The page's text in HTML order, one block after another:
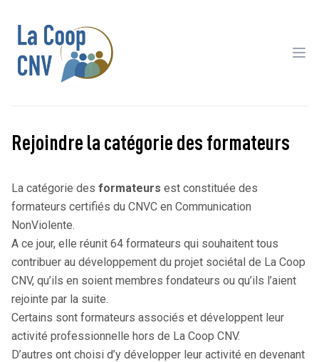
Rejoindre la catégorie des formateurs
La catégorie des formateurs est constituée des
formateurs certifiés du CNVC en Communication
NonViolente.
A ce jour, elle réunit 64 formateurs qui souhaitent tous
contribuer au développement du projet sociétal de La Coop
CNV, qu’ils en soient membres fondateurs ou qu’ils l’aient
rejointe par la suite.
Certains sont formateurs associés et développent leur
activité professionnelle hors de La Coop CNV.
D’autres ont choisi d’y développer leur activité en devenant